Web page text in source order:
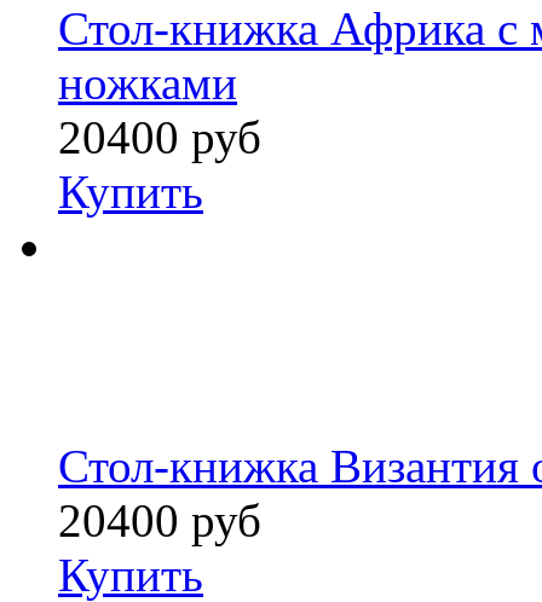
Стол-книжка Африка с
ножками
20400 руб
Купить
Стол-книжка Византия
20400 руб
Купить